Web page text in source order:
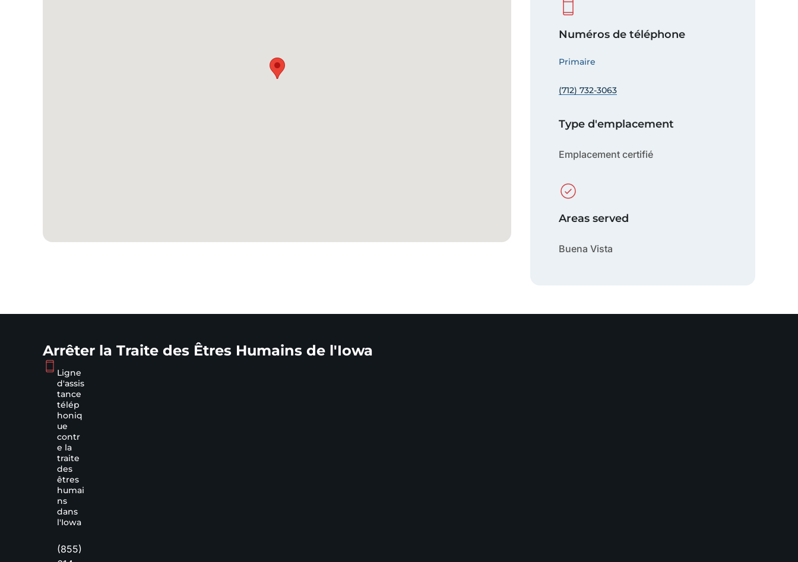
Numéros de téléphone
Primaire
(712) 732-3063
Type d'emplacement
Emplacement certifié
Areas served
Buena Vista
Arrêter la Traite des Êtres Humains de l'Iowa
Ligne
d'assis
tance
télép
honiq
ue
contr
e la
traite
des
êtres
humai
ns
dans
l'Iowa
(855)